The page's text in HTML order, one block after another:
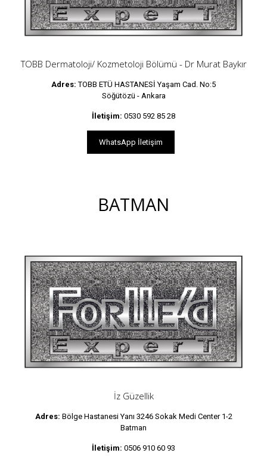
TOBB Dermatoloji/ Kozmetoloji Bölümü - Dr Murat Baykır
Adres: TOBB ETÜ HASTANESİ Yaşam Cad. No:5
Söğütözü - Ankara
İletişim: 0530 592 85 28
WhatsApp İletişim
BATMAN
İz Güzellik
Adres: Bölge Hastanesi Yanı 3246 Sokak Medi Center 1-2
Batman
İletişim: 0506 910 60 93